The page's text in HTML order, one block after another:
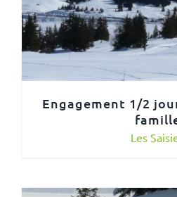
Engagement 1/2
Les